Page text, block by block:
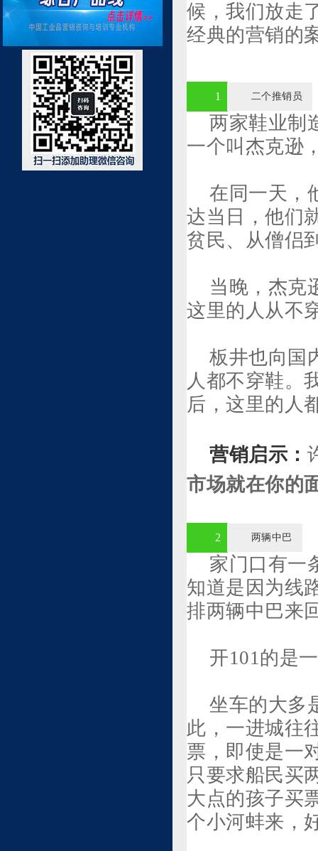
候，我们放走
经典的营销的
1 二个推销员
两家鞋业制
一个叫杰克逊
在同一天，
达当日，他们
贫民、从僧侣
当晚，杰克
这里的人从不
板井也向国
人都不穿鞋。
后，这里的
营销启示：
市场就在你的
2 两辆中巴
家门口有一
知道是因为线
排两辆中巴来
开101的是
坐车的大多
此，一进城往
票，即使是一
只要求船民买
大点的孩子买
个小河蚌来，